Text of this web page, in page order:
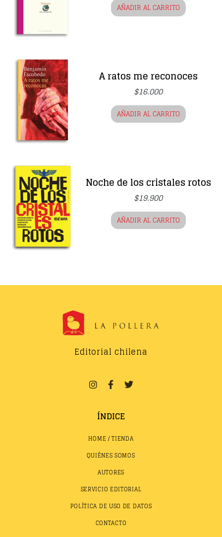
AÑADIR AL CARRITO
A ratos me reconoces
$16.000
AÑADIR AL CARRITO
Noche de los cristales rotos
$19.900
AÑADIR AL CARRITO
Editorial chilena
ÍNDICE
HOME / TIENDA
QUIÉNES SOMOS
AUTORES
SERVICIO EDITORIAL
POLÍTICA DE USO DE DATOS
CONTACTO